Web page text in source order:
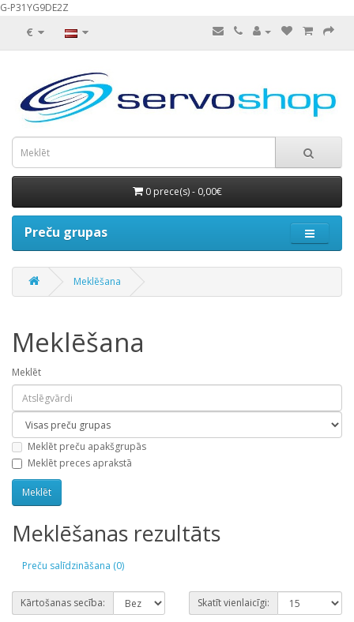
G-P31YG9DE2Z
€
0 prece(s) - 0,00€
Preču grupas
Meklēšana
Meklēšana
Meklēt
Meklēt preču apakšgrupās
Meklēt preces aprakstā
Meklēšanas rezultāts
Preču salīdzināšana (0)
Kārtošanas secība: Skatīt vienlaicīgi: